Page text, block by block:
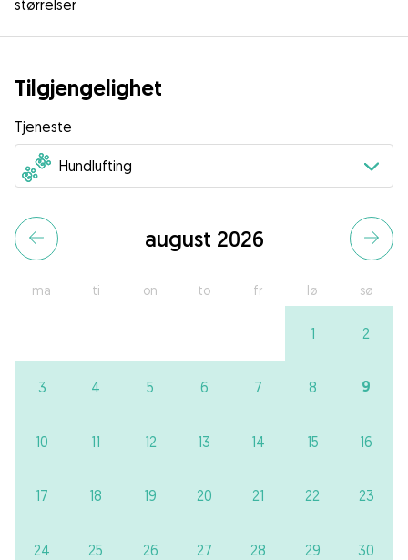
størrelser
Tilgjengelighet
Tjeneste
august 2026
ma ti on to fr lø sø
1 2
3 4 5 6 7 8 9
10 11 12 13 14 15 16
17 18 19 20 21 22 23
24 25 26 27 28 29 30